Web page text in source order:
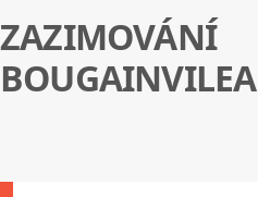
ZAZIMOVÁNÍ
BOUGAINVILEA